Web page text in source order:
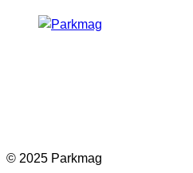
© 2025 Parkmag